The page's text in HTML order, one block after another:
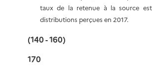
taux de la retenue à la source
distributions perçues en 2017.
(140 - 160)
170